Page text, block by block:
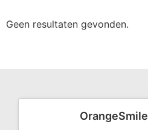
Geen resultaten gevonden.
OrangeSmile